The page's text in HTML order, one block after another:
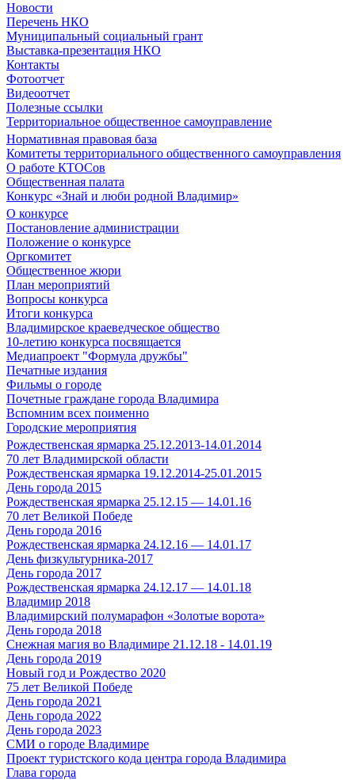
Новости
Перечень НКО
Муниципальный социальный грант
Выставка-презентация НКО
Контакты
Фотоотчет
Видеоотчет
Полезные ссылки
Территориальное общественное самоуправление
Нормативная правовая база
Комитеты территориального общественного самоуправления
О работе КТОСов
Общественная палата
Конкурс «Знай и люби родной Владимир»
О конкурсе
Постановление администрации
Положение о конкурсе
Оргкомитет
Общественное жюри
План мероприятий
Вопросы конкурса
Итоги конкурса
Владимирское краеведческое общество
10-летию конкурса посвящается
Медиапроект "Формула дружбы"
Печатные издания
Фильмы о городе
Почетные граждане города Владимира
Вспомним всех поименно
Городские мероприятия
Рождественская ярмарка 25.12.2013-14.01.2014
70 лет Владимирской области
Рождественская ярмарка 19.12.2014-25.01.2015
День города 2015
Рождественская ярмарка 25.12.15 — 14.01.16
70 лет Великой Победе
День города 2016
Рождественская ярмарка 24.12.16 — 14.01.17
День физкультурника-2017
День города 2017
Рождественская ярмарка 24.12.17 — 14.01.18
Владимир 2018
Владимирский полумарафон «Золотые ворота»
День города 2018
Снежная магия во Владимире 21.12.18 - 14.01.19
День города 2019
Новый год и Рождество 2020
75 лет Великой Победе
День города 2021
День города 2022
День города 2023
СМИ о городе Владимире
Проект туристского кода центра города Владимира
Глава города